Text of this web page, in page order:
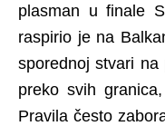
plasman u finale
raspirio je na
sporednoj stvari na
preko svih
Pravila često